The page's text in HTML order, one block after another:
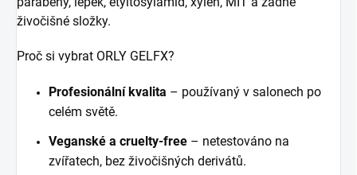
živočišné složky.
Proč si vybrat ORLY GELFX?
Profesionální kvalita – používaný v salonech po
celém světě.
Veganské a cruelty-free – netestováno na
zvířatech, bez živočišných derivátů.